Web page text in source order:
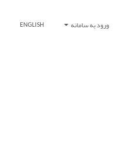
ورود به سامانه ENGLISH